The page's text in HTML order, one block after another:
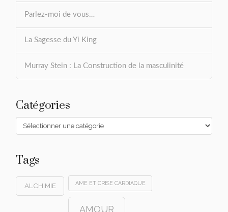
Parlez-moi de vous…
La Sagesse du Yi King
Murray Stein : La Construction de la masculinité
Catégories
Catégories
Tags
ALCHIMIE AME ET CRISE CARDIAQUE
AMOUR